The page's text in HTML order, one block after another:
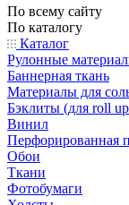
По всему сайту
По каталогу
Каталог
Рулонные
Баннерная ткань
Материалы для
Бэклиты (для roll
Винил
Перфорированная
Обои
Ткани
Фотобумаги